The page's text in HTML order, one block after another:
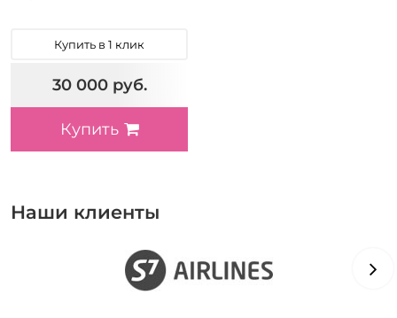
Купить в 1 клик
30 000 руб.
Купить
Наши клиенты